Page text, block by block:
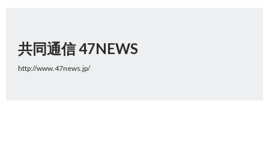
共同通信 47NEWS
http://www.47news.jp/